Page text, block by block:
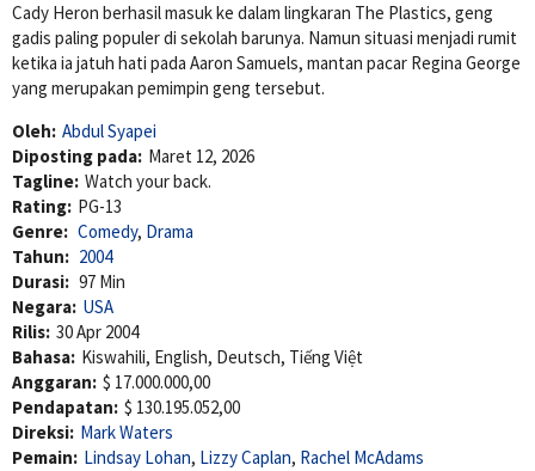
Cady Heron berhasil masuk ke dalam lingkaran The Plastics, geng
gadis paling populer di sekolah barunya. Namun situasi menjadi rumit
ketika ia jatuh hati pada Aaron Samuels, mantan pacar Regina George
yang merupakan pemimpin geng tersebut.
Oleh: Abdul Syapei
Diposting pada: Maret 12, 2026
Tagline: Watch your back.
Rating: PG-13
Genre: Comedy, Drama
Tahun: 2004
Durasi: 97 Min
Negara: USA
Rilis: 30 Apr 2004
Bahasa: Kiswahili, English, Deutsch, Tiếng Việt
Anggaran: $ 17.000.000,00
Pendapatan: $ 130.195.052,00
Direksi: Mark Waters
Pemain: Lindsay Lohan, Lizzy Caplan, Rachel McAdams